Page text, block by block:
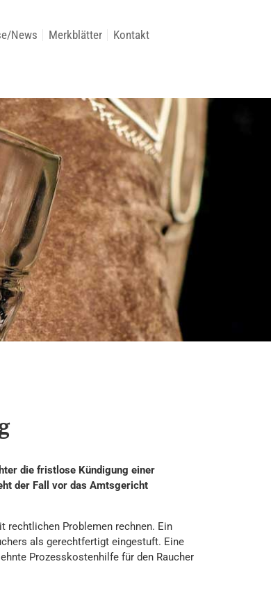
News Merkblätter Kontakt
die fristlose Kündigung einer
der Fall vor das Amtsgericht
rechtlichen Problemen rechnen. Ein
als gerechtfertigt eingestuft. Eine
Prozesskostenhilfe für den Raucher